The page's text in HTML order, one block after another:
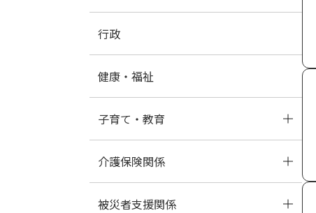
暮らし・手続き
ペット
行政
健康・福祉
子育て・教育
母子保健
児童手当
介護保険関係
介護保険
被災者支援関係